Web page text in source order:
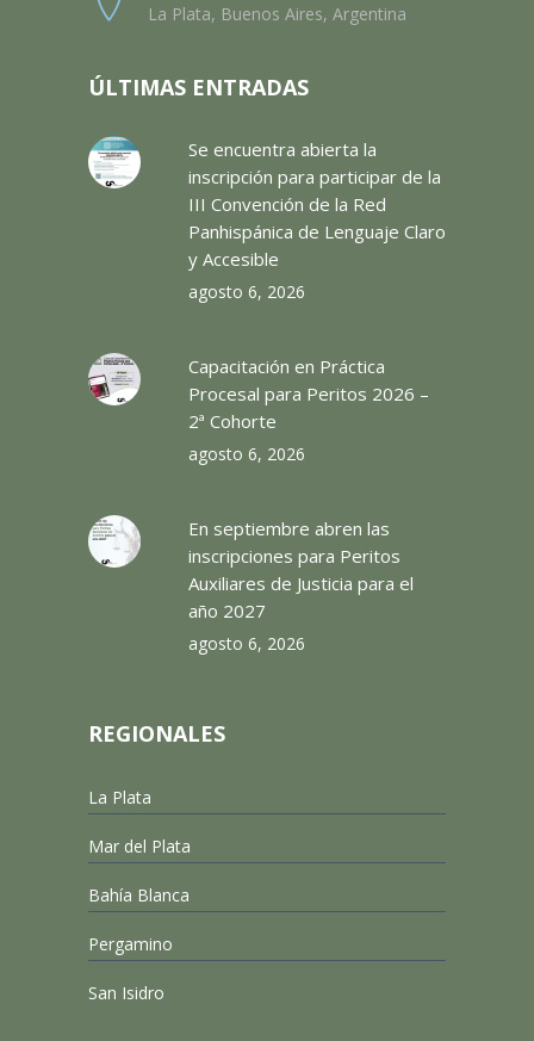
La Plata, Buenos Aires, Argentina
ÚLTIMAS ENTRADAS
Se encuentra abierta la
inscripción para participar de la
III Convención de la Red
Panhispánica de Lenguaje Claro
y Accesible
agosto 6, 2026
Capacitación en Práctica
Procesal para Peritos 2026 –
2ª Cohorte
agosto 6, 2026
En septiembre abren las
inscripciones para Peritos
Auxiliares de Justicia para el
año 2027
agosto 6, 2026
REGIONALES
La Plata
Mar del Plata
Bahía Blanca
Pergamino
San Isidro